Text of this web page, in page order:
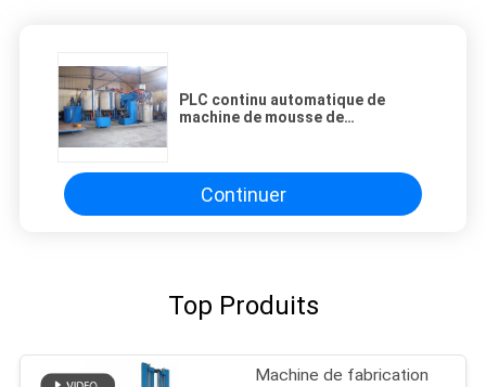
PLC continu automatique de
machine de mousse de
Continuer
Top Produits
Machine de fabrication